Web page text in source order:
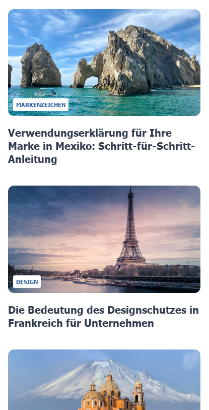
MARKENZEICHEN
Verwendungserklärung für Ihre
Marke in Mexiko: Schritt-für-Schritt-
Anleitung
DESIGN
Die Bedeutung des Designschutzes in
Frankreich für Unternehmen